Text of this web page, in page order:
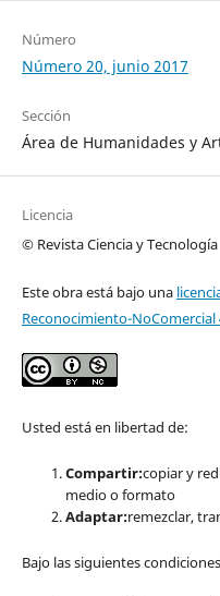
Número
Número 20, junio 2017
Sección
Área de Humanidades y
Licencia
© Revista Ciencia y Tecnología
Este obra está bajo una
Reconocimiento-
Usted está en libertad de:
Compartir:copiar y
medio o formato
Adaptar:remezclar,
Bajo las siguientes